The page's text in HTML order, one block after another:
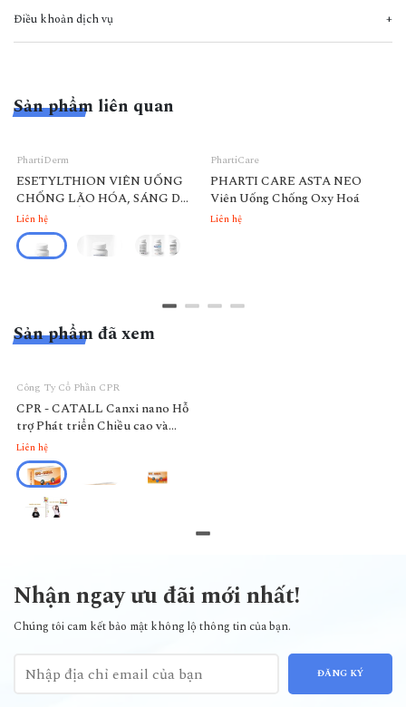
Điều khoản dịch vụ
Sản phẩm liên quan
PhartiDerm
ESETYLTHION VIÊN UỐNG
CHỐNG LÃO HÓA, SÁNG DA
Liên hệ
PhartiCare
PHARTI CARE ASTA NEO
Viên Uống Chống Oxy Hoá
Liên hệ
Sản phẩm đã xem
Công Ty Cổ Phần CPR
CPR - CATALL Canxi nano Hỗ
trợ Phát triển Chiều cao và
Thiếu hụt canxi ở Trẻ em và
Người lớn
Liên hệ
Nhận ngay ưu đãi mới nhất!
Chúng tôi cam kết bảo mật không lộ thông tin của bạn.
ĐĂNG KÝ